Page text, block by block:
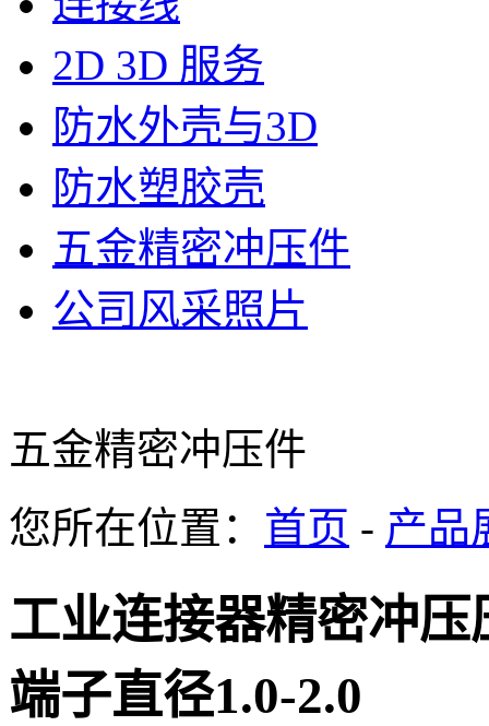
2D 3D 服务
防水外壳与3D
防水塑胶壳
五金精密冲压件
公司风采照片
五金精密冲压件
您所在位置： 首页 - 产品
工业连接器精密冲
端子直径1.0-2.0